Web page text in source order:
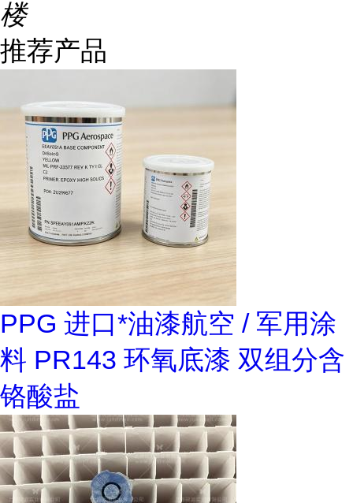
楼
推荐产品
PPG 进口*油漆航空 / 军用涂
料 PR143 环氧底漆 双组分含
铬酸盐